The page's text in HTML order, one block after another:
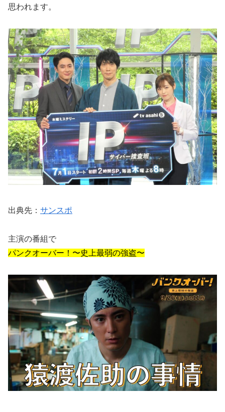
思われます。
出典先： サンスポ
主演の番組で
パンクオーバー！〜史上最弱の強盗〜